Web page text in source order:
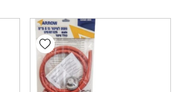
Add wishlist